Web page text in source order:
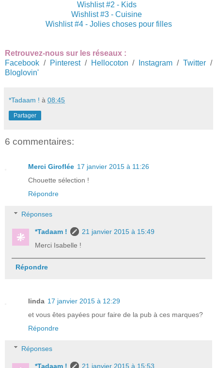
Wishlist #2 - Kids
Wishlist #3 - Cuisine
Wishlist #4 - Jolies choses pour filles
Retrouvez-nous sur les réseaux :
Facebook / Pinterest/ Hellocoton / Instagram /Twitter /
Bloglovin'
*Tadaam ! à 08:45
Partager
6 commentaires:
Merci Giroflée 17 janvier 2015 à 11:26
Chouette sélection !
Répondre
Réponses
*Tadaam !
21 janvier 2015 à 15:49
Merci Isabelle !
Répondre
linda 17 janvier 2015 à 12:29
et vous êtes payées pour faire de la pub à ces marques?
Répondre
Réponses
*Tadaam !
21 janvier 2015 à 15:53